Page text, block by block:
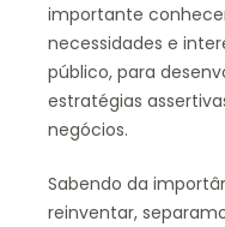
importante
necessidades e
público, para
estratégias
negócios.
Sabendo da
reinventar,